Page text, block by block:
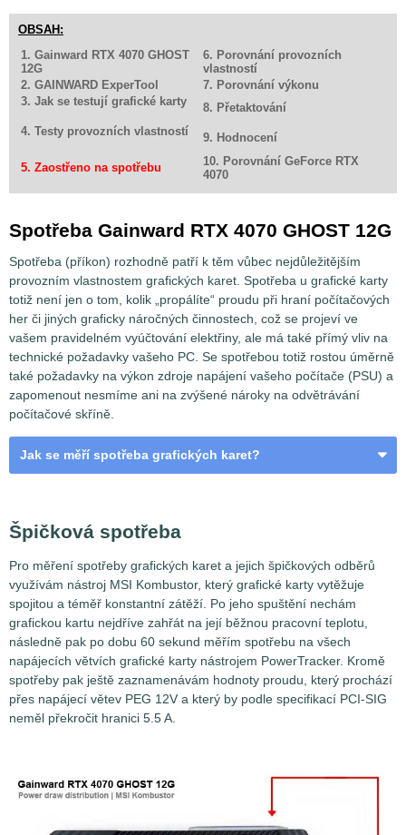
OBSAH:
1. Gainward RTX 4070 GHOST
12G
6. Porovnání provozních
vlastností
2. GAINWARD ExperTool
7. Porovnání výkonu
3. Jak se testují grafické karty
8. Přetaktování
4. Testy provozních vlastností
9. Hodnocení
5. Zaostřeno na spotřebu
10. Porovnání GeForce RTX
4070
Spotřeba Gainward RTX 4070 GHOST 12G
Spotřeba (příkon) rozhodně patří k těm vůbec nejdůležitějším
provozním vlastnostem grafických karet. Spotřeba u grafické karty
totiž není jen o tom, kolik „propálíte“ proudu při hraní počítačových
her či jiných graficky náročných činnostech, což se projeví ve
vašem pravidelném vyúčtování elektřiny, ale má také přímý vliv na
technické požadavky vašeho PC. Se spotřebou totiž rostou úměrně
také požadavky na výkon zdroje napájení vašeho počítače (PSU) a
zapomenout nesmíme ani na zvýšené nároky na odvětrávání
počítačové skříně.
Jak se měří spotřeba grafických karet?
záležitostí, jak by se na první pohled mohlo zdát. Problém
spočívá v tom, že grafické karty nejsou napájeny jen z
jednoho jediného místa, ale hnedle z několika najednou.
Špičková spotřeba
Pro měření spotřeby grafických karet a jejich špičkových odběrů
využívám nástroj MSI Kombustor, který grafické karty vytěžuje
spojitou a téměř konstantní zátěží. Po jeho spuštění nechám
grafickou kartu nejdříve zahřát na její běžnou pracovní teplotu,
následně pak po dobu 60 sekund měřím spotřebu na všech
napájecích větvích grafické karty nástrojem PowerTracker. Kromě
spotřeby pak ještě zaznamenávám hodnoty proudu, který prochází
přes napájecí větev PEG 12V a který by podle specifikací PCI-SIG
neměl překročit hranici 5.5 A.